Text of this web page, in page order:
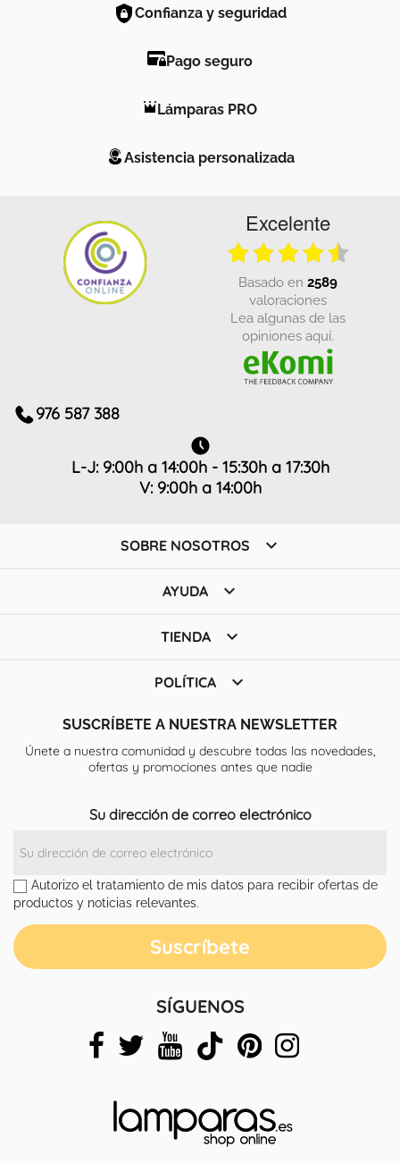
Confianza y seguridad
Pago seguro
Lámparas PRO
Asistencia personalizada
Excelente
basado en 2589
valoraciones
Lea algunas de las
opiniones aquí.
976 587 388
L-J: 9:00h a 14:00h - 15:30h a 17:30h
V: 9:00h a 14:00h
SOBRE NOSOTROS 
AYUDA 
TIENDA 
POLÍTICA 
SUSCRÍBETE A NUESTRA NEWSLETTER
Únete a nuestra comunidad y descubre todas las novedades,
ofertas y promociones antes que nadie
Su dirección de correo electrónico
Autorizo el tratamiento de mis datos para recibir ofertas de
productos y noticias relevantes.
SÍGUENOS